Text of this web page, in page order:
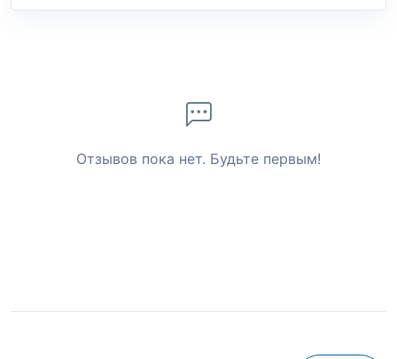
Отзывов пока нет. Будьте первым!